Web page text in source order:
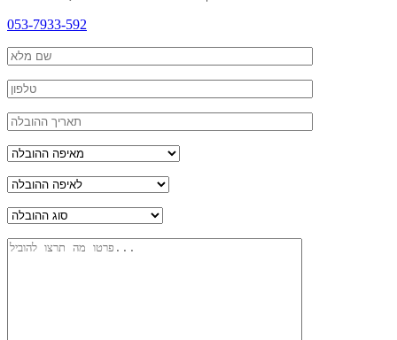
053-7933-592